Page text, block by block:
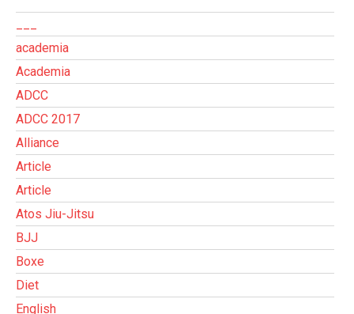
academia
Academia
ADCC
ADCC 2017
Alliance
Article
Article
Atos Jiu-Jitsu
BJJ
Boxe
Diet
English